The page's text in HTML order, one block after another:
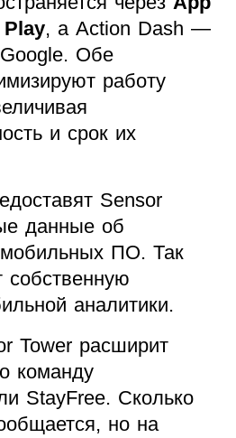
, а Action Dash —
Обе
работу
и срок их
Sensor
данные об
мобильных ПО. Так
собственную
аналитики.
Tower расширит
команду
StayFree. Сколько
но на